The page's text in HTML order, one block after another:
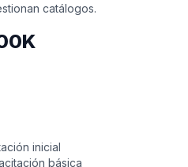
catálogos.
inicial
básica